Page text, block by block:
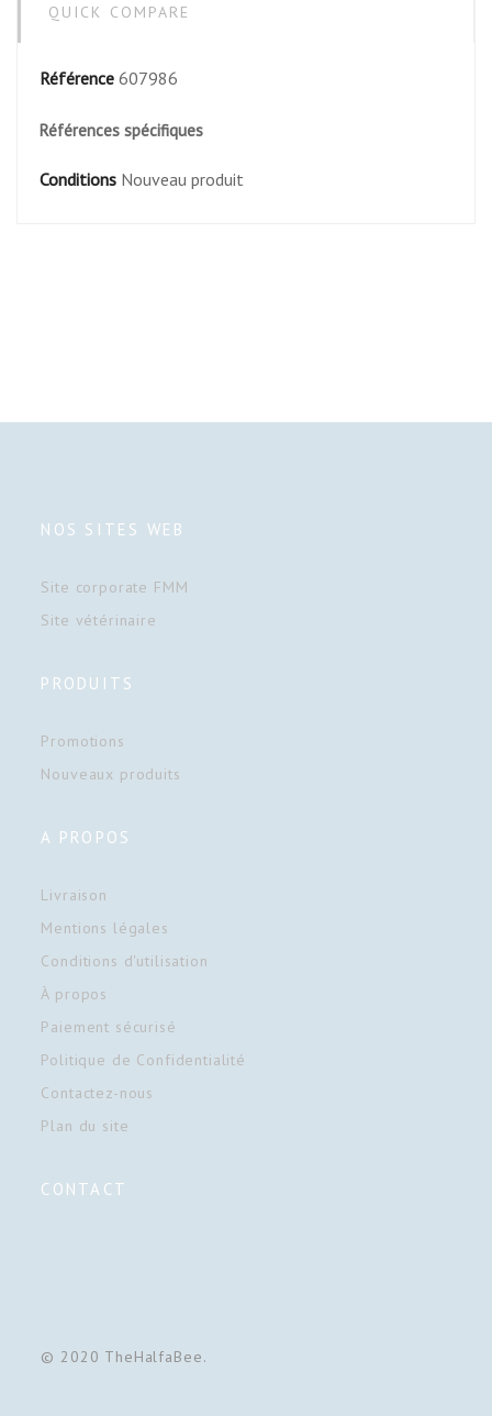
QUICK COMPARE
Référence 607986
Références spécifiques
Conditions Nouveau produit
NOS SITES WEB
Site corporate FMM
Site vétérinaire
PRODUITS
Promotions
Nouveaux produits
A PROPOS
Livraison
Mentions légales
Conditions d'utilisation
À propos
Paiement sécurisé
Politique de Confidentialité
Contactez-nous
Plan du site
CONTACT
© 2020 TheHalfaBee.